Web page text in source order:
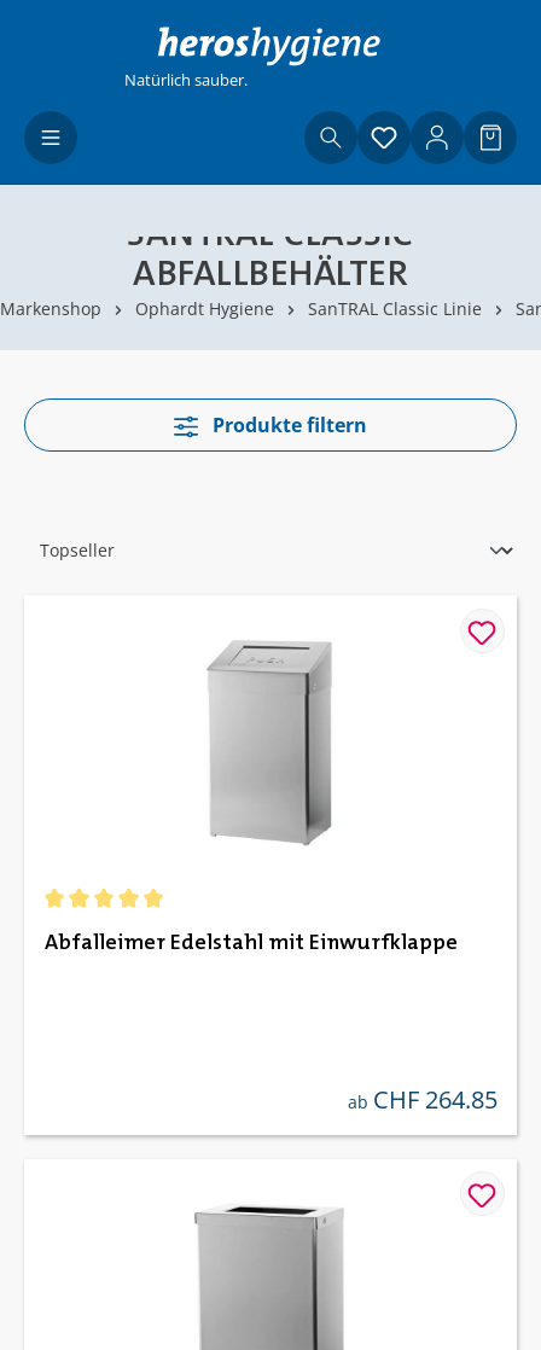
Zum Hauptinhalt springen
Natürlich sauber.
Du hast 0
SANTRAL CLASSIC
ABFALLBEHÄLTER
Markenshop Ophardt Hygiene SanTRAL Classic Linie
Produkte filtern
Abfalleimer Edelstahl mit Einwurfklappe
regulärer preis:
ab CHF 264.85